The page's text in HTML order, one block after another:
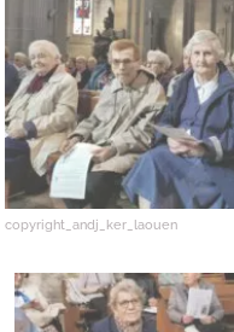
copyright_andj_ker_laouen